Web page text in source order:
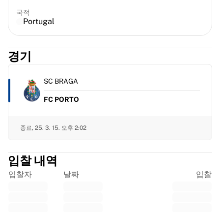
팀 제이코 알울라
사이클링 전체 보기
프랑스 럭비
글로스터 럭비
바스 럭비
ASM 클레르몽 오베르뉴
할리퀸스
크리켓
잉글랜드 크리켓
서인도 제도
크리켓 아일랜드
국적
Portugal
경기
SC BRAGA
FC PORTO
종료, 25. 3. 15. 오후 2:02
입찰 내역
입찰자 날짜 입찰